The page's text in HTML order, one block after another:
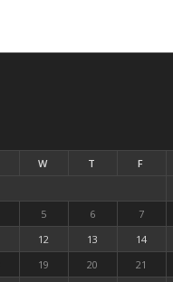
W T F
5 6 7
12 13 14
19 20 21